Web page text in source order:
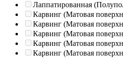
Лаппатированная
Карвинг (Матовая
Карвинг (Матовая
Карвинг (Матовая
Карвинг (Матовая
Карвинг (Матовая